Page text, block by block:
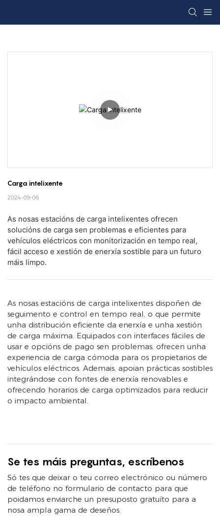
Carga intelixente
2024-09-06
As nosas estacións de carga intelixentes ofrecen
solucións de carga sen problemas e eficientes para
vehículos eléctricos con monitorización en tempo real,
fácil acceso e xestión de enerxía sostible para un futuro
máis limpo.
As nosas estacións de carga intelixentes dispoñen de
seguimento e control en tempo real, o que permite
unha distribución eficiente da enerxía e unha xestión
de carga máxima. Equipados con interfaces fáciles de
usar e opcións de pago sen problemas, ofrecen unha
experiencia de carga cómoda para os propietarios de
vehículos eléctricos. Ademais, apoian prácticas sostibles
integrándose con fontes de enerxía renovables e
ofrecendo horarios de carga optimizados para reducir
o impacto ambiental.
Se tes máis preguntas, escríbenos
Só tes que deixar o teu correo electrónico ou número
de teléfono no formulario de contacto para que
poidamos enviarche un presuposto gratuíto para a
nosa ampla gama de deseños.